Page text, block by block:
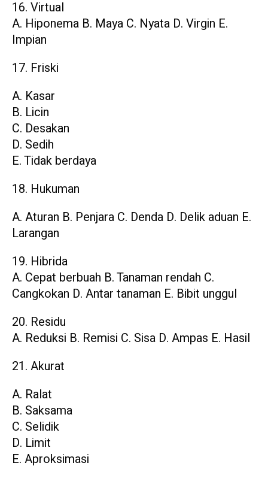
16. Virtual
A. Hiponema B. Maya C. Nyata D. Virgin E.
Impian
17. Friski
A. Kasar
B. Licin
C. Desakan
D. Sedih
E. Tidak berdaya
18. Hukuman
A. Aturan B. Penjara C. Denda D. Delik aduan E.
Larangan
19. Hibrida
A. Cepat berbuah B. Tanaman rendah C.
Cangkokan D. Antar tanaman E. Bibit unggul
20. Residu
A. Reduksi B. Remisi C. Sisa D. Ampas E. Hasil
21. Akurat
A. Ralat
B. Saksama
C. Selidik
D. Limit
E. Aproksimasi